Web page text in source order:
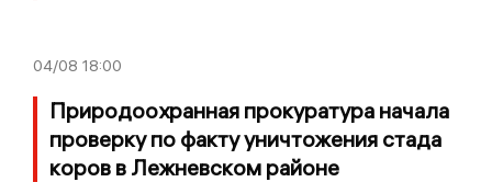
04/08 18:00
Природоохранная прокуратура начала
проверку по факту уничтожения стада
коров в Лежневском районе